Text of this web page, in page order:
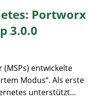
Portworx
3.0.0
(MSPs) entwickelte
Modus“. Als erste
unterstützt...